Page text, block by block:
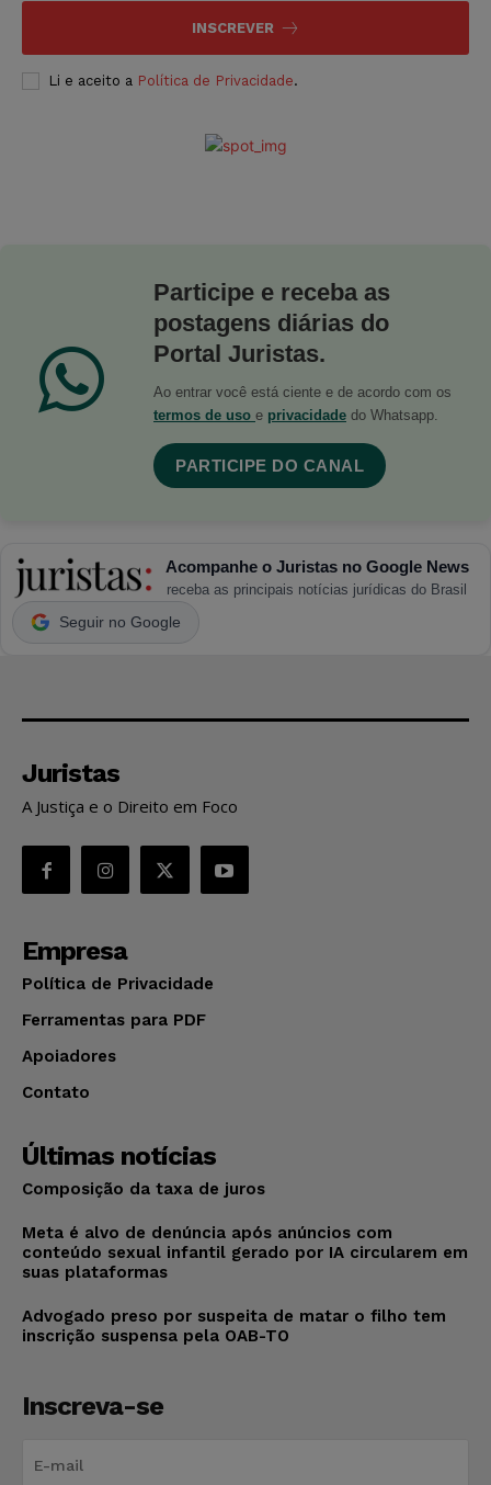
INSCREVER
Li e aceito a Política de Privacidade.
Participe e receba as
postagens diárias do
Portal Juristas.
Ao entrar você está ciente e de acordo com os
termos de uso e privacidade do Whatsapp.
PARTICIPE DO CANAL
Acompanhe o Juristas no Google News
receba as principais notícias jurídicas do Brasil
Seguir no Google
Juristas
A Justiça e o Direito em Foco
Empresa
Política de Privacidade
Ferramentas para PDF
Apoiadores
Contato
Últimas notícias
Composição da taxa de juros
Meta é alvo de denúncia após anúncios com
conteúdo sexual infantil gerado por IA circularem em
suas plataformas
Advogado preso por suspeita de matar o filho tem
inscrição suspensa pela OAB-TO
Inscreva-se